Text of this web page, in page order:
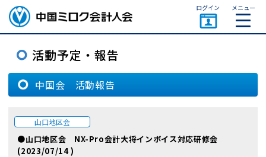
ログイン メニュー
中国会 活動報告
山口地区会
●山口地区会 NX-Pro会計大将インボイス対応研修会
(2023/07/14 )